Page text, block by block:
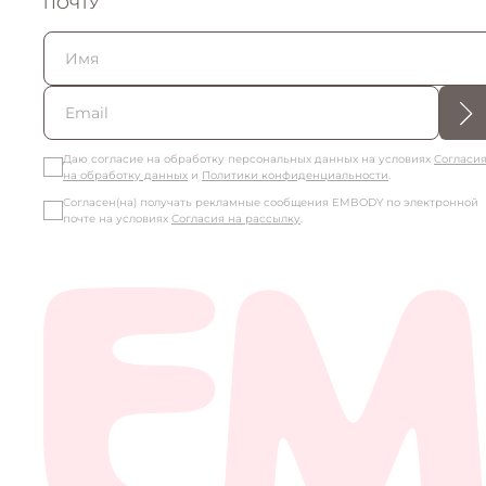
Даю согласие на обработку персональных данных на условиях Согласия
на обработку данных и Политики конфиденциальности.
Согласен(на) получать рекламные сообщения EMBODY по электронной
почте на условиях Согласия на рассылку.